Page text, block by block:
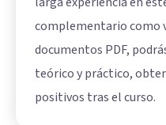
complementario como
documentos PDF,
teórico y práctico,
positivos tras el curso.